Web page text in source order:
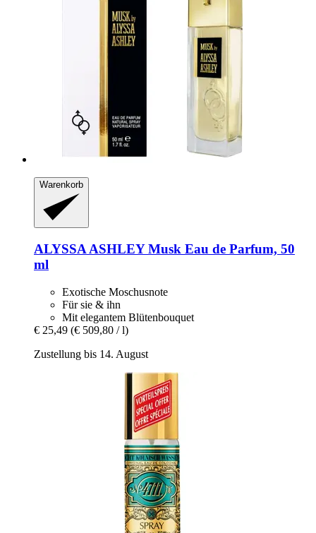
Warenkorb
ALYSSA ASHLEYMusk Eau de Parfum, 50
ml
Exotische Moschusnote
Für sie & ihn
Mit elegantem Blütenbouquet
€ 25,49 (€ 509,80 / l)
Zustellung bis 14. August